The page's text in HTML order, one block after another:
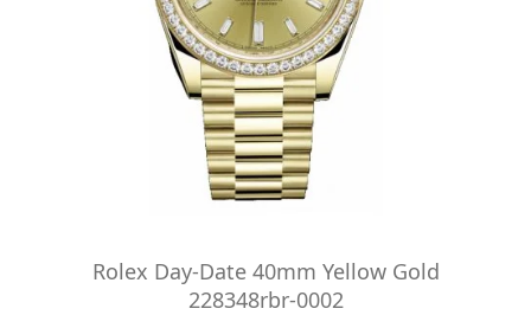
Rolex Day-Date 40mm Yellow Gold
228348rbr-0002